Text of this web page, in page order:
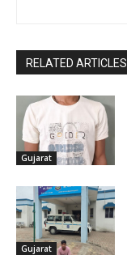
RELATED ARTICLES
Gujarat
Gujarat